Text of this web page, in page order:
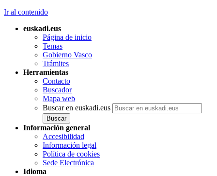
Ir al contenido
euskadi.eus
Página de inicio
Temas
Gobierno Vasco
Trámites
Herramientas
Contacto
Buscador
Mapa web
Buscar en euskadi.eus
Información general
Accesibilidad
Información legal
Política de cookies
Sede Electrónica
Idioma